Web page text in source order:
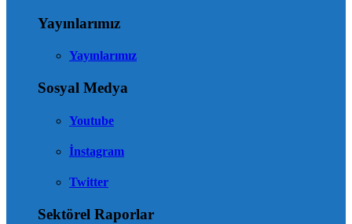
Yayınlarımız
Yayınlarımız
Sosyal Medya
Youtube
İnstagram
Twitter
Sektörel Raporlar